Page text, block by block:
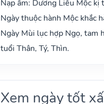
Nạp âm: Dương Liễu Mộc kị
Ngày thuộc hành Mộc khắc
Ngày Mùi lục hợp Ngọ, tam
tuổi Thân, Tý, Thìn.
Xem ngày tốt